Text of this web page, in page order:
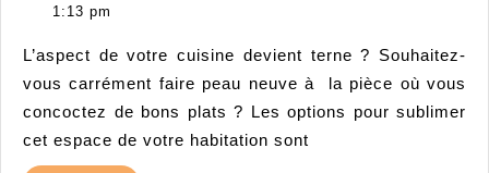
dans
votre
cuisine ?
1:13 pm
L’aspect de votre cuisine devient terne ? Souhaitez-
vous carrément faire peau neuve à la pièce où vous
concoctez de bons plats ? Les options pour sublimer
cet espace de votre habitation sont